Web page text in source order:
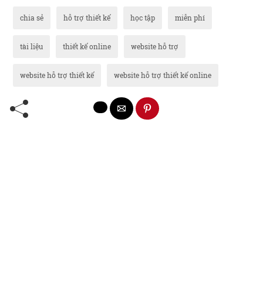
chia sẻ hỗ trợ thiết kế học tập miễn phí
tài liệu thiết kế online website hỗ trợ
website hỗ trợ thiết kế website hỗ trợ thiết kế online